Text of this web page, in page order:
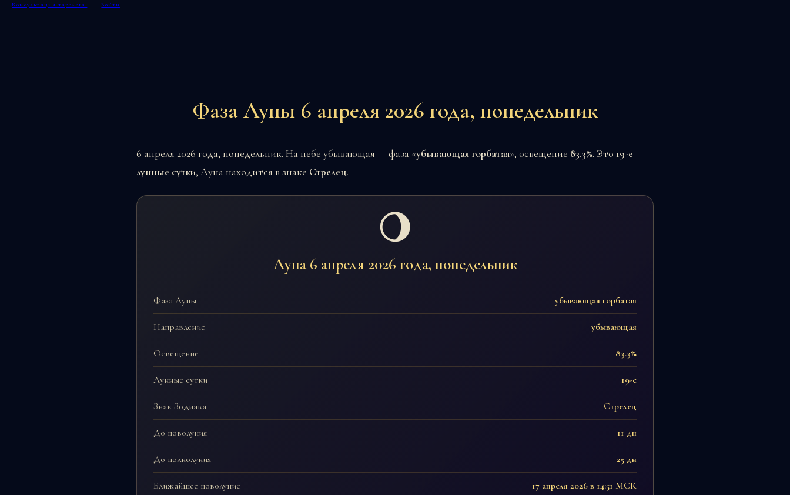
Консультация таролога Войти
Фаза Луны 6 апреля 2026 года, понедельник
6 апреля 2026 года, понедельник. На небе убывающая — фаза «убывающая горбатая», освещение 83.3%. Это 19-е
лунные сутки, Луна находится в знаке Стрелец.
🌖
Луна 6 апреля 2026 года, понедельник
Фаза Луны убывающая горбатая
Направление убывающая
Освещение 83.3%
Лунные сутки 19-е
Знак Зодиака Стрелец
До новолуния 11 дн
До полнолуния 25 дн
Ближайшее новолуние 17 апреля 2026 в 14:51 МСК